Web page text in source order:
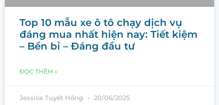
Top 10 mẫu xe ô tô chạy dịch vụ
đáng mua nhất hiện nay: Tiết kiệm
– Bền bỉ – Đáng đầu tư
ĐỌC THÊM »
Jessica Tuyết Hồng 20/06/2025